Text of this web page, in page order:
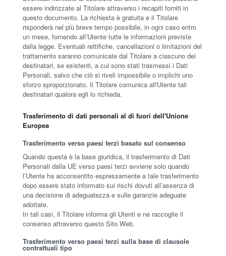
essere indirizzate al Titolare attraverso i recapiti forniti in
questo documento. La richiesta è gratuita e il Titolare
risponderà nel più breve tempo possibile, in ogni caso entro
un mese, fornendo all’Utente tutte le informazioni previste
dalla legge. Eventuali rettifiche, cancellazioni o limitazioni del
trattamento saranno comunicate dal Titolare a ciascuno dei
destinatari, se esistenti, a cui sono stati trasmessi i Dati
Personali, salvo che ciò si riveli impossibile o implichi uno
sforzo sproporzionato. Il Titolare comunica all'Utente tali
destinatari qualora egli lo richieda.
Trasferimento di dati personali al di fuori dell'Unione
Europea
Trasferimento verso paesi terzi basato sul consenso
Quando questa è la base giuridica, il trasferimento di Dati
Personali dalla UE verso paesi terzi avviene solo quando
l’Utente ha acconsentito espressamente a tale trasferimento
dopo essere stato informato sui rischi dovuti all’assenza di
una decisione di adeguatezza e sulle garanzie adeguate
adottate.
In tali casi, il Titolare informa gli Utenti e ne raccoglie il
consenso attraverso questo Sito Web.
Trasferimento verso paesi terzi sulla base di clausole
contrattuali tipo